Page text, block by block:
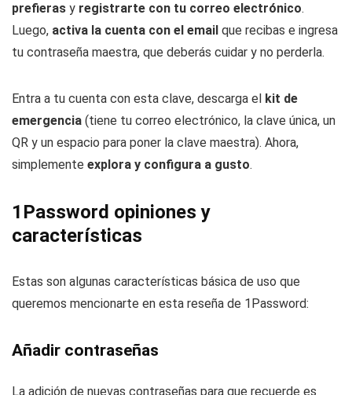
prefieras y registrarte con tu correo electrónico.
Luego, activa la cuenta con el email que recibas e ingresa
tu contraseña maestra, que deberás cuidar y no perderla.
Entra a tu cuenta con esta clave, descarga el kit de
emergencia (tiene tu correo electrónico, la clave única, un
QR y un espacio para poner la clave maestra). Ahora,
simplemente explora y configura a gusto.
1Password opiniones y
características
Estas son algunas características básica de uso que
queremos mencionarte en esta reseña de 1Password:
Añadir contraseñas
La adición de nuevas contraseñas para que recuerde es